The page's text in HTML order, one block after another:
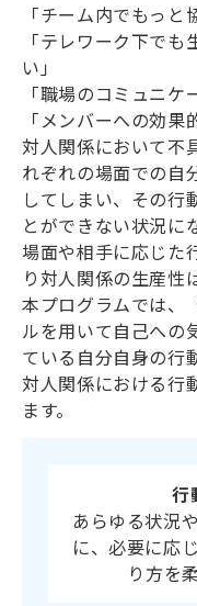
「チーム内でもっと
「テレワーク下で
い」
「職場のコミュニケ
「メンバーへの効果
対人関係において不
れぞれの場面での自
してしまい、その行
とができない状況に
場面や相手に応じた
り対人関係の生産性
本プログラムでは、
ルを用いて自己への
ている自分自身の行
対人関係における行
ます。
行
あらゆる状況
に、必要に応
り方を